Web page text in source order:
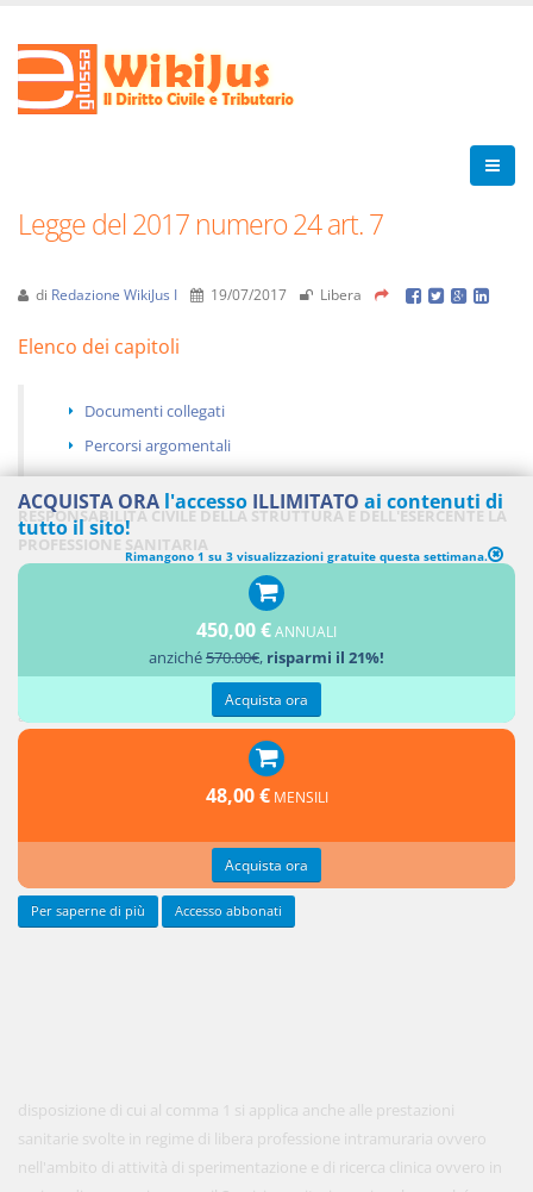
Legge del 2017 numero 24 art. 7
di Redazione WikiJus I 19/07/2017 Libera
Elenco dei capitoli
Documenti collegati
Percorsi argomentali
RESPONSABILITÀ CIVILE DELLA STRUTTURA E DELL'ESERCENTE LA
PROFESSIONE SANITARIA
1. La struttura sanitaria o sociosanitaria pubblica o privata che,
nell'adempimento della propria obbligazione, si avvalga dell'opera di
esercenti la professione sanitaria, anche se scelti dal paziente e
ancorché non dipendenti della struttura stessa, risponde, ai sensi degli
articoli 1218 e 1228 del codice civile, delle loro condotte dolose o
disposizione di cui al comma 1 si applica anche alle prestazioni
sanitarie svolte in regime di libera professione intramuraria ovvero
nell'ambito di attività di sperimentazione e di ricerca clinica ovvero in
ACQUISTA ORA l'accesso ILLIMITATO ai contenuti di
tutto il sito!
Rimangono 1 su 3 visualizzazioni gratuite questa settimana.
450,00 €ANNUALI
anziché570.00€, risparmi il 21%!
Acquista ora
48,00 € MENSILI
Acquista ora
Per saperne di più Accesso abbonati